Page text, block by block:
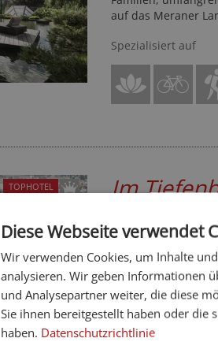
auf das Meraner
Spezialisiert auf
TOPHOTEL
Im
Meran und
Familiäres Haus
Balkon/Terrasse,
Hallenbad, Sauna &
Spezialisiert auf
Diese Webseite verwendet
Wir verwenden Cookies, um Inhalte
analysieren. Wir geben Informationen
und Analysepartner weiter, die diese
Sie ihnen bereitgestellt haben oder die
haben. Datenschutzrichtlinie